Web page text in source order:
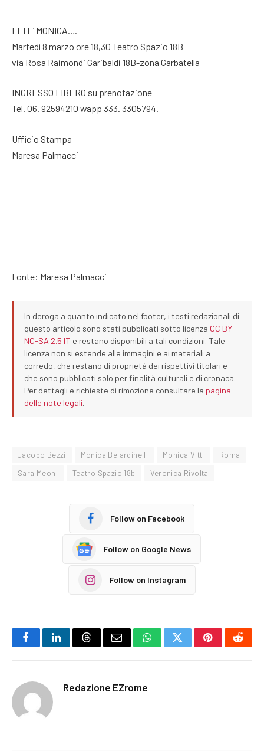
LEI E’ MONICA….
Martedì 8 marzo ore 18,30 Teatro Spazio 18B
via Rosa Raimondi Garibaldi 18B-zona Garbatella
INGRESSO LIBERO su prenotazione
Tel. 06. 92594210 wapp 333. 3305794.
Ufficio Stampa
Maresa Palmacci
Fonte: Maresa Palmacci
In deroga a quanto indicato nel footer, i testi redazionali di
questo articolo sono stati pubblicati sotto licenza CC BY-
NC-SA 2.5 IT e restano disponibili a tali condizioni. Tale
licenza non si estende alle immagini e ai materiali a
corredo, che restano di proprietà dei rispettivi titolari e
che sono pubblicati solo per finalità culturali e di cronaca.
Per dettagli e richieste di rimozione consultare la pagina
delle note legali.
Jacopo Bezzi Monica Belardinelli Monica Vitti
Roma
Sara Meoni
Teatro Spazio 18b Veronica Rivolta
Follow on Facebook
Follow on Google News
Follow on Instagram
FacebookLinkedInThreadsEmail WhatsAppTwitterPinterest
Redazione EZrome